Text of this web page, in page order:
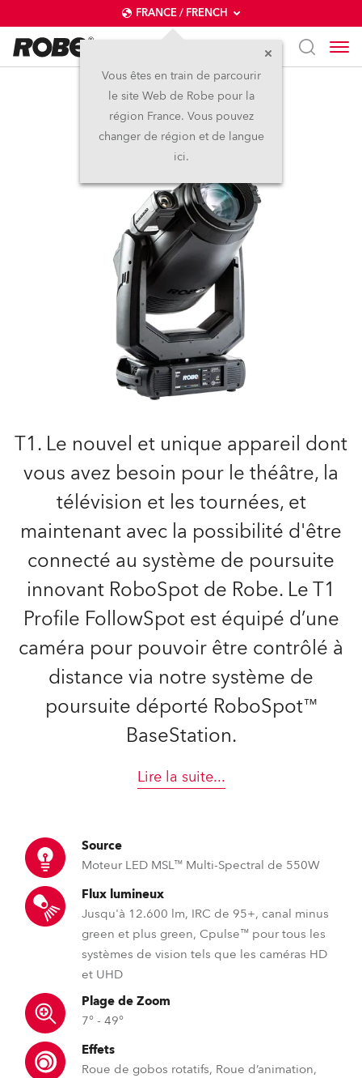
FRANCE / FRENCH
Vous êtes en train de parcourir
le site Web de Robe pour la
région France. Vous pouvez
changer de région et de langue
ici.
T1 Profile FS™
T1. Le nouvel et unique appareil dont
vous avez besoin pour le théâtre, la
télévision et les tournées, et
maintenant avec la possibilité d'être
connecté au système de poursuite
innovant RoboSpot de Robe. Le T1
Profile FollowSpot est équipé d’une
caméra pour pouvoir être contrôlé à
distance via notre système de
poursuite déporté RoboSpot™
BaseStation.
Lire la suite...
Source
Moteur LED MSL™ Multi-Spectral de 550W
Flux lumineux
Jusqu'à 12.600 lm, IRC de 95+, canal minus
green et plus green, Cpulse™ pour tous les
systèmes de vision tels que les caméras HD
et UHD
Plage de Zoom
7° - 49°
Effets
Roue de gobos rotatifs, Roue d’animation,